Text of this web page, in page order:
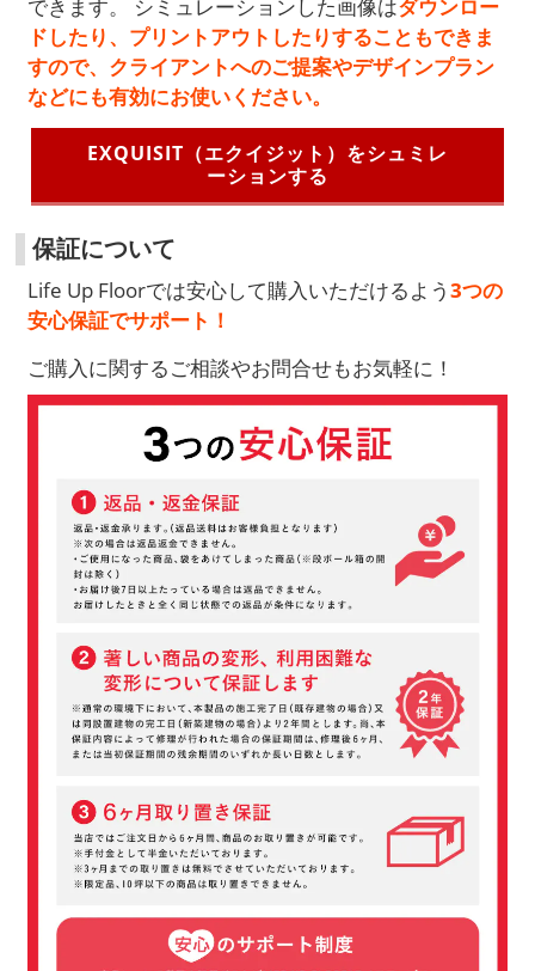
できます。 シミュレーションした画像はダウンロー
ドしたり、プリントアウトしたりすることもできま
すので、クライアントへのご提案やデザインプラン
などにも有効にお使いください。
EXQUISIT（エクイジット）をシュミレ
ーションする
保証について
Life Up Floorでは安心して購入いただけるよう3つの
安心保証でサポート！
ご購入に関するご相談やお問合せもお気軽に！